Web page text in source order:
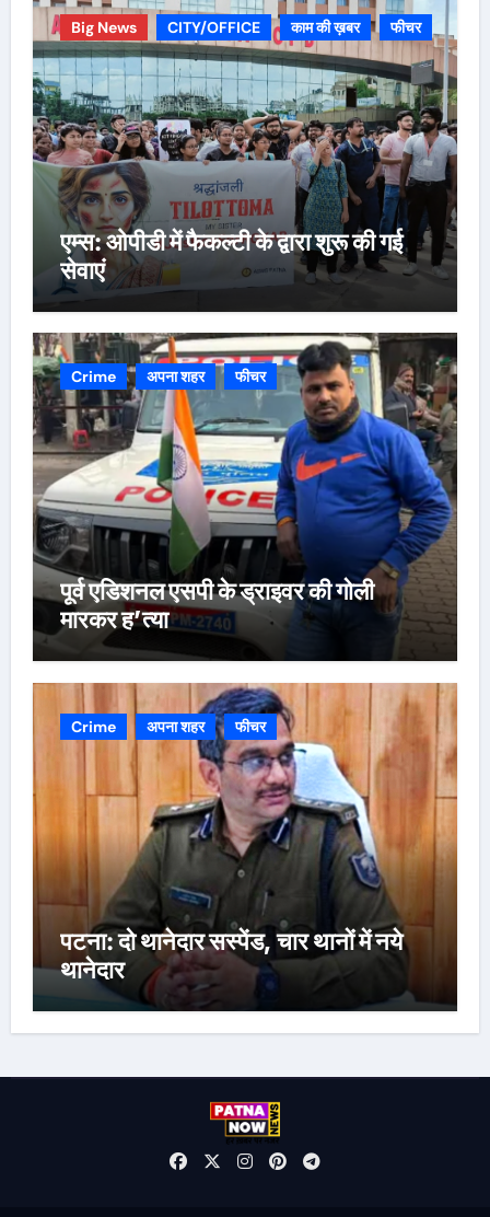
Big News CITY/OFFICE काम की ख़बर फीचर
एम्स: ओपीडी में फैकल्टी के द्वारा शुरू की गई
सेवाएं
Crime अपना शहर फीचर
पूर्व एडिशनल एसपी के ड्राइवर की गोली
मारकर ह’त्या
Crime अपना शहर फीचर
पटना: दो थानेदार सस्पेंड, चार थानों में नये
थानेदार